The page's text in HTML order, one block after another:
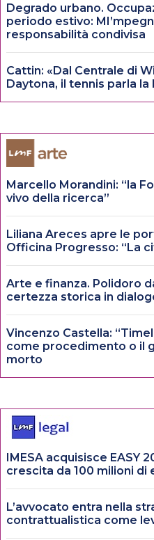
Degrado urbano.
periodo estivo:
responsabilità condivisa
Cattin: «Dal Centrale di
Daytona, il tennis parla la
Marcello Morandini: “la
vivo della ricerca”
Liliana Areces apre le
Officina Progresso: “La
Arte e finanza. Polidoro
certezza storica in
Vincenzo Castella:
come procedimento o il
morto
IMESA acquisisce EASY
crescita da 100 milioni di
L’avvocato entra nella
contrattualistica come